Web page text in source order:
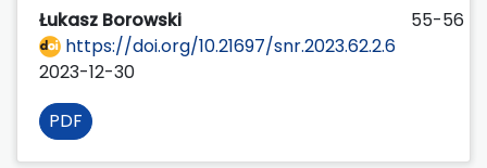
Łukasz Borowski
55-56
https://doi.org/10.21697/snr.2023.62.2.6
2023-12-30
PDF